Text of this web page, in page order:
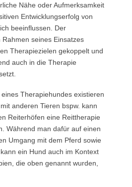
Nähe oder Aufmerksamkeit
Entwicklungserfolg von
beeinflussen. Der
seines Einsatzes
Therapiezielen gekoppelt und
auch in die Therapie
Therapiehundes existieren
anderen Tieren bspw. kann
Reiterhöfen eine Reittherapie
Während man dafür auf einen
Umgang mit dem Pferd sowie
ein Hund auch im Kontext
die oben genannt wurden,